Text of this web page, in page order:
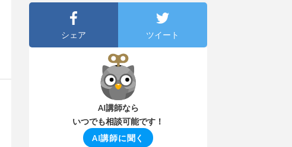
シェア ツイート
AI講師なら
いつでも相談可能です！
AI講師に聞く